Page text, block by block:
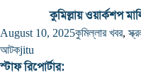
কুমিল্লায় ওয়ার্কশপ
August 10, 2025কুমিল্লার খবর,
আটকjitu
স্টাফ রিপোর্টার: